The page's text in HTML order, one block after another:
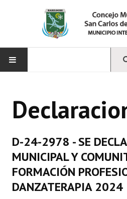
CONCEJO
Integrantes del Concejo
Comisiones Permanentes
Comisiones Especiales
D-24-2978 - SE
MUNICIPAL Y
FORMACIÓN
DANZATERAPIA 2024